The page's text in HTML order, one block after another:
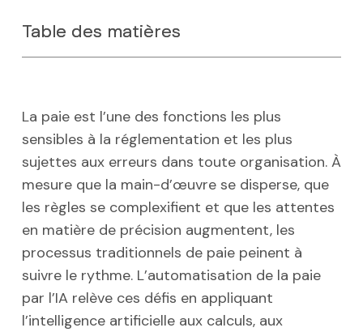
La paie est l’une des fonctions les plus
sensibles à la réglementation et les plus
sujettes aux erreurs dans toute organisation. À
mesure que la main-d’œuvre se disperse, que
les règles se complexifient et que les attentes
en matière de précision augmentent, les
processus traditionnels de paie peinent à
suivre le rythme. L’automatisation de la paie
par l’IA relève ces défis en appliquant
l’intelligence artificielle aux calculs, aux
Table des matières